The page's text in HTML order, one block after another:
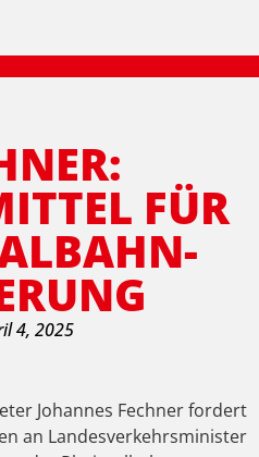
FÜR
4, 2025
Johannes Fechner fordert
an Landesverkehrsminister